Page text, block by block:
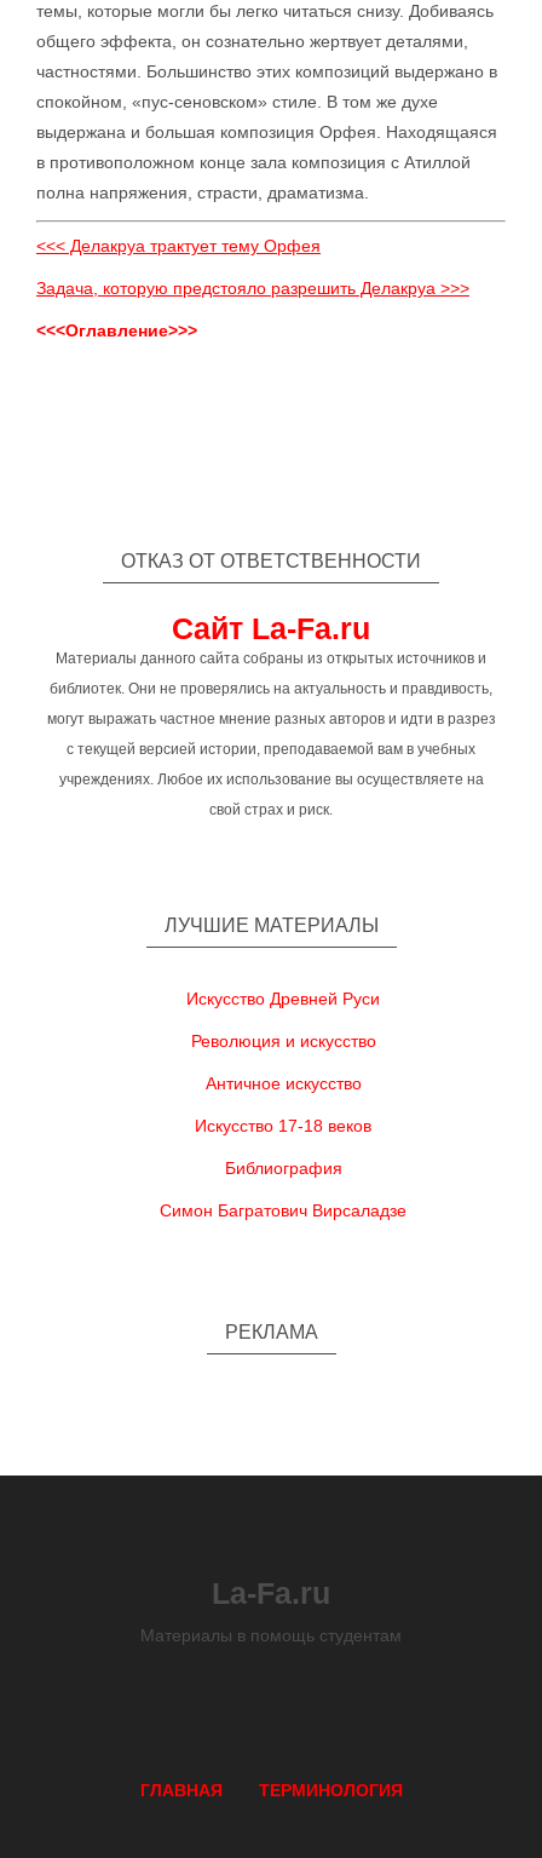
темы, которые могли бы легко читаться снизу. Добиваясь
общего эффекта, он сознательно жертвует деталями,
частностями. Большинство этих композиций выдержано в
спокойном, «пус-сеновском» стиле. В том же духе
выдержана и большая композиция Орфея. Находящаяся
в противоположном конце зала композиция с Атиллой
полна напряжения, страсти, драматизма.
<<< Делакруа трактует тему Орфея
Задача, которую предстояло разрешить Делакруа >>>
<<<Оглавление>>>
ОТКАЗ ОТ ОТВЕТСТВЕННОСТИ
Сайт La-Fa.ru
Материалы данного сайта собраны из открытых источников и
библиотек. Они не проверялись на актуальность и правдивость,
могут выражать частное мнение разных авторов и идти в разрез
с текущей версией истории, преподаваемой вам в учебных
учреждениях. Любое их использование вы осуществляете на
свой страх и риск.
ЛУЧШИЕ МАТЕРИАЛЫ
Искусство Древней Руси
Революция и искусство
Античное искусство
Искусство 17-18 веков
Библиография
Симон Багратович Вирсаладзе
РЕКЛАМА
La-Fa.ru
Материалы в помощь студентам
ГЛАВНАЯ ТЕРМИНОЛОГИЯ